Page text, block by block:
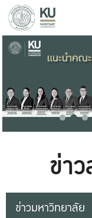
ข่า
ข่าวมหาวิทยาลัย